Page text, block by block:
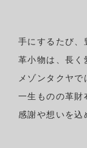
iPhoneケース
バッグ・ポーチ
ケア用品
PICK UP ピック
LEATHER レザー
手にするたび、
革小物は、長く
メゾンタクヤ
一生ものの革財
感謝や想いを込